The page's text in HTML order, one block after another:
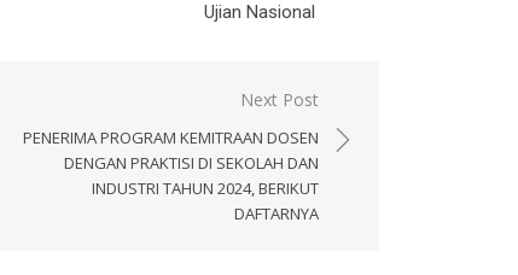
Ujian Nasional
Next Post
PENERIMA PROGRAM KEMITRAAN DOSEN
DENGAN PRAKTISI DI SEKOLAH DAN
INDUSTRI TAHUN 2024, BERIKUT
DAFTARNYA